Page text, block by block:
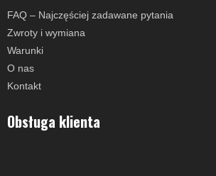
FAQ – Najczęściej zadawane pytania
Zwroty i wymiana
Warunki
O nas
Kontakt
Obsługa klienta